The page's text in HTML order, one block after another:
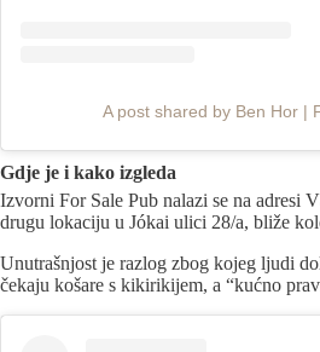
A post shared by Ben Hor |
Gdje je i kako izgleda
Izvorni For Sale Pub nalazi se na adresi
drugu lokaciju u Jókai ulici 28/a, bliže
Unutrašnjost je razlog zbog kojeg ljudi
čekaju košare s kikirikijem, a “kućno